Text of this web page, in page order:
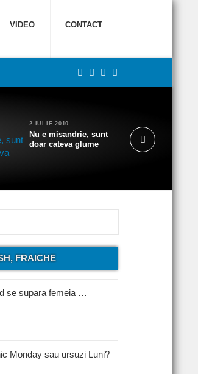
VIDEO CONTACT
2 IULIE 2010
Nu e misandrie, sunt
doar cateva glume
FRAICHE
se supara femeia …
Monday sau ursuzi Luni?